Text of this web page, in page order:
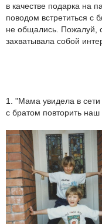
в качестве подарка на
поводом встретиться с
не общались. Пожалуй,
захватывала собой
1. "Мама увидела в сети
с братом повторить наш